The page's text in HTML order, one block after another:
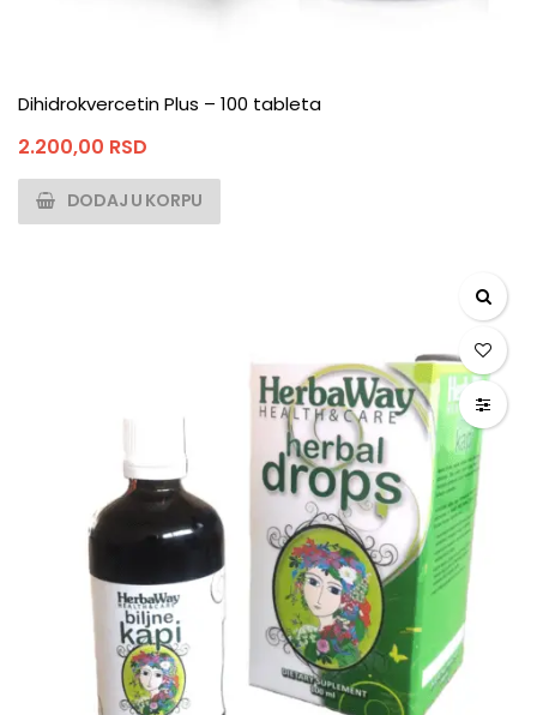
Dihidrokvercetin Plus – 100 tableta
2.200,00 RSD
DODAJ U KORPU